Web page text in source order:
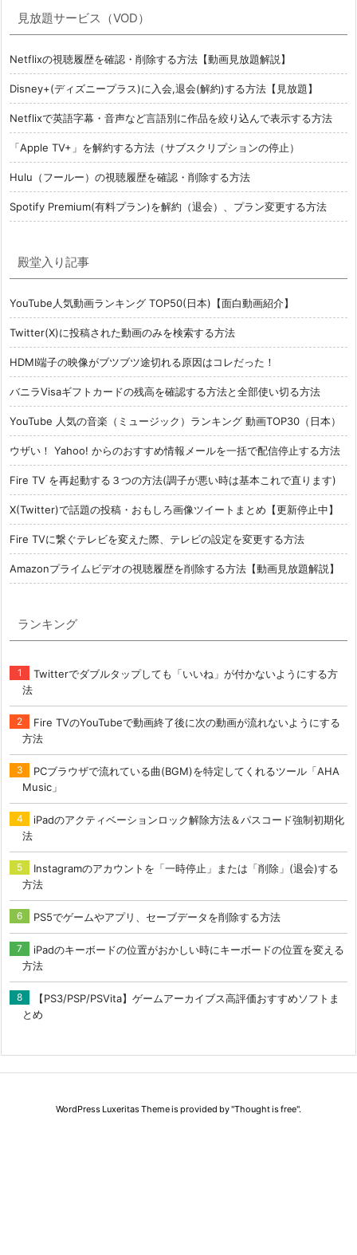
見放題サービス（VOD）
Netflixの視聴履歴を確認・削除する方法【動画見放題解説】
Disney+(ディズニープラス)に入会,退会(解約)する方法【見放題】
Netflixで英語字幕・音声など言語別に作品を絞り込んで表示する方法
「Apple TV+」を解約する方法（サブスクリプションの停止）
Hulu（フールー）の視聴履歴を確認・削除する方法
Spotify Premium(有料プラン)を解約（退会）、プラン変更する方法
殿堂入り記事
YouTube人気動画ランキング TOP50(日本)【面白動画紹介】
Twitter(X)に投稿された動画のみを検索する方法
HDMI端子の映像がブツブツ途切れる原因はコレだった！
バニラVisaギフトカードの残高を確認する方法と全部使い切る方法
YouTube 人気の音楽（ミュージック）ランキング 動画TOP30（日本）
ウザい！ Yahoo! からのおすすめ情報メールを一括で配信停止する方法
Fire TV を再起動する３つの方法(調子が悪い時は基本これで直ります)
X(Twitter)で話題の投稿・おもしろ画像ツイートまとめ【更新停止中】
Fire TVに繋ぐテレビを変えた際、テレビの設定を変更する方法
Amazonプライムビデオの視聴履歴を削除する方法【動画見放題解説】
ランキング
Twitterでダブルタップしても「いいね」が付かないようにする方
法
Fire TVのYouTubeで動画終了後に次の動画が流れないようにする
方法
PCブラウザで流れている曲(BGM)を特定してくれるツール「AHA
Music」
iPadのアクティベーションロック解除方法＆パスコード強制初期化
法
Instagramのアカウントを「一時停止」または「削除」(退会)する
方法
PS5でゲームやアプリ、セーブデータを削除する方法
iPadのキーボードの位置がおかしい時にキーボードの位置を変える
方法
【PS3/PSP/PSVita】ゲームアーカイブス高評価おすすめソフトま
とめ
WordPress Luxeritas Theme is provided by "Thought is free".